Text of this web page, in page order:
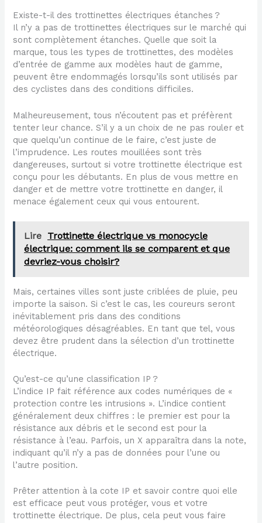
Existe-t-il des trottinettes électriques étanches ?
Il n’y a pas de trottinettes électriques sur le marché qui
sont complètement étanches. Quelle que soit la
marque, tous les types de trottinettes, des modèles
d’entrée de gamme aux modèles haut de gamme,
peuvent être endommagés lorsqu’ils sont utilisés par
des cyclistes dans des conditions difficiles.
Malheureusement, tous n’écoutent pas et préfèrent
tenter leur chance. S’il y a un choix de ne pas rouler et
que quelqu’un continue de le faire, c’est juste de
l’imprudence. Les routes mouillées sont très
dangereuses, surtout si votre trottinette électrique est
conçu pour les débutants. En plus de vous mettre en
danger et de mettre votre trottinette en danger, il
menace également ceux qui vous entourent.
Lire Trottinette électrique vs monocycle
électrique: comment ils se comparent et que
devriez-vous choisir?
Mais, certaines villes sont juste criblées de pluie, peu
importe la saison. Si c’est le cas, les coureurs seront
inévitablement pris dans des conditions
météorologiques désagréables. En tant que tel, vous
devez être prudent dans la sélection d’un trottinette
électrique.
Qu’est-ce qu’une classification IP ?
L’indice IP fait référence aux codes numériques de «
protection contre les intrusions ». L’indice contient
généralement deux chiffres : le premier est pour la
résistance aux débris et le second est pour la
résistance à l’eau. Parfois, un X apparaîtra dans la note,
indiquant qu’il n’y a pas de données pour l’une ou
l’autre position.
Prêter attention à la cote IP et savoir contre quoi elle
est efficace peut vous protéger, vous et votre
trottinette électrique. De plus, cela peut vous faire